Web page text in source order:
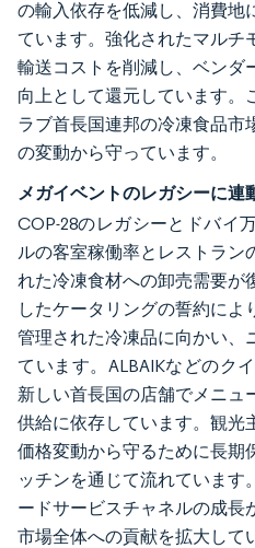
の輸入依存を低減し、消費地
ています。強化されたマルチ
輸送コストを削減し、ベンダ
向上として還元しています。
ラブ首長国連邦の冷凍食品市
の変動から守っています。
メガイベントのレガシーに連
COP-28のレガシーとドバイ
ルの客室稼働率とレストラン
れた冷凍食材への卸売需要が
したケータリングの誓約によ
管理された冷凍品に向かい、
ています。ALBAIKなどのク
新しい首長国の店舗でメニュ
供給に依存しています。観光
価格変動から守るために長期
ッチンを通じて流れています
ードサービスチャネルの成長
市場全体への貢献を拡大して